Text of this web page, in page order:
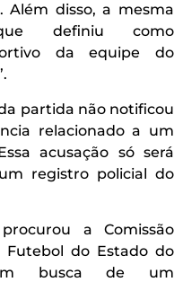
Além disso, a mesma
definiu como
da equipe do
partida não notificou
relacionado a um
acusação só será
registro policial do
procurou a Comissão
do Estado do
em busca de um